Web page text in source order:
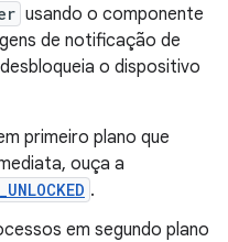
usando o componente
de notificação de
o dispositivo
primeiro plano que
ouça a
.
em segundo plano